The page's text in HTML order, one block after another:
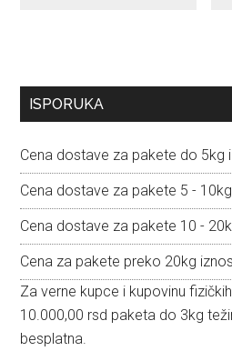
Primary
ISPORUKA
Cena dostave za pakete do 5kg
Cena dostave za pakete 5 -
Cena dostave za pakete 10 -
Cena za pakete preko 20kg
Za verne kupce i kupovinu
10.000,00 rsd paketa do 3kg
besplatna.